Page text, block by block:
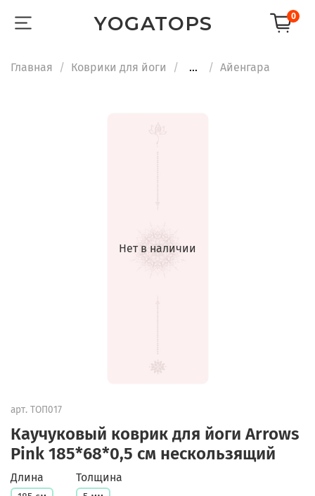
YOGATOPS 0
Главная Коврики для йоги ... Айенгара
Нет в наличии
арт. ТОП017
Каучуковый коврик для йоги Arrows
Pink 185*68*0,5 см нескользящий
Длина Толщина